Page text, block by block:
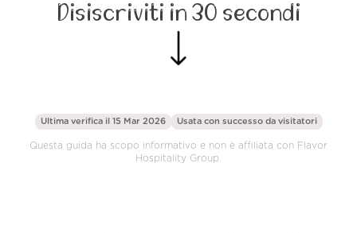
Disiscriviti in 30 secondi
Ultima verifica il 15 Mar 2026 Usata con successo da visitatori
Questa guida ha scopo informativo e non è affiliata con Flavor
Hospitality Group.